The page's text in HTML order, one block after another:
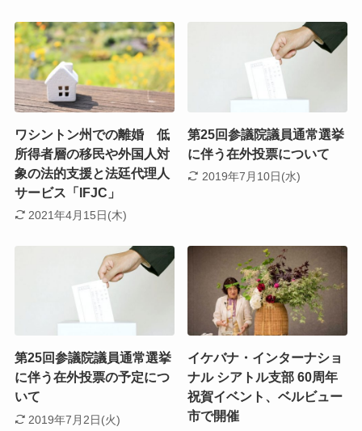
ワシントン州での離婚 低
所得者層の移民や外国人対
象の法的支援と法廷代理人
サービス「IFJC」
2021年4月15日(木)
第25回参議院議員通常選挙
に伴う在外投票について
2019年7月10日(水)
第25回参議院議員通常選挙
に伴う在外投票の予定につ
いて
2019年7月2日(火)
イケバナ・インターナショ
ナル シアトル支部 60周年
祝賀イベント、ベルビュー
市で開催